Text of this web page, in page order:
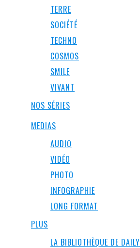
TERRE
SOCIÉTÉ
TECHNO
COSMOS
SMILE
VIVANT
NOS SÉRIES
MEDIAS
AUDIO
VIDÉO
PHOTO
INFOGRAPHIE
LONG FORMAT
PLUS
LA BIBLIOTHÈQUE DE DAILY